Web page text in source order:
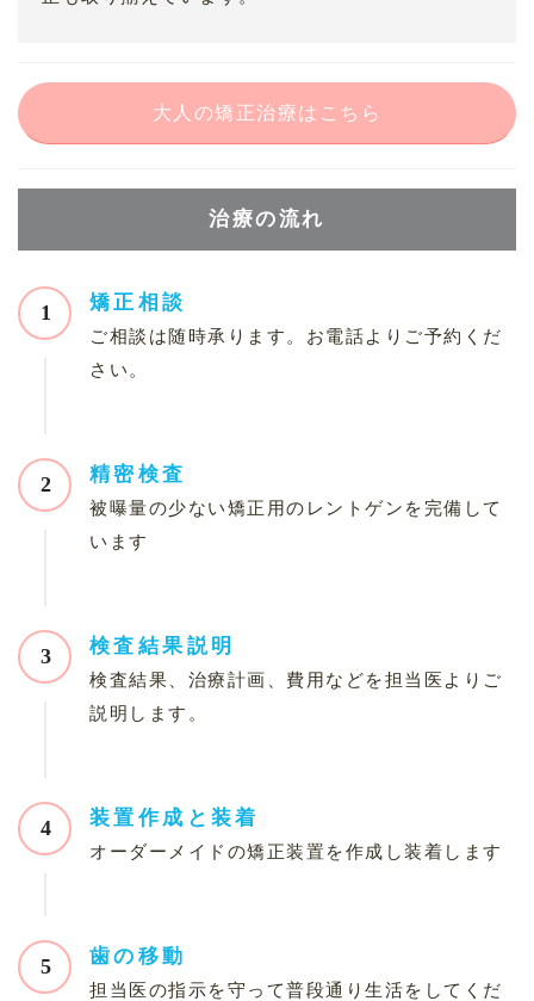
大人の矯正治療はこちら
治療の流れ
1 矯正相談
ご相談は随時承ります。お電話よりご予約くだ
さい。
2 精密検査
被曝量の少ない矯正用のレントゲンを完備して
います
3 検査結果説明
検査結果、治療計画、費用などを担当医よりご
説明します。
4 装置作成と装着
オーダーメイドの矯正装置を作成し装着します
5 歯の移動
担当医の指示を守って普段通り生活をしてくだ